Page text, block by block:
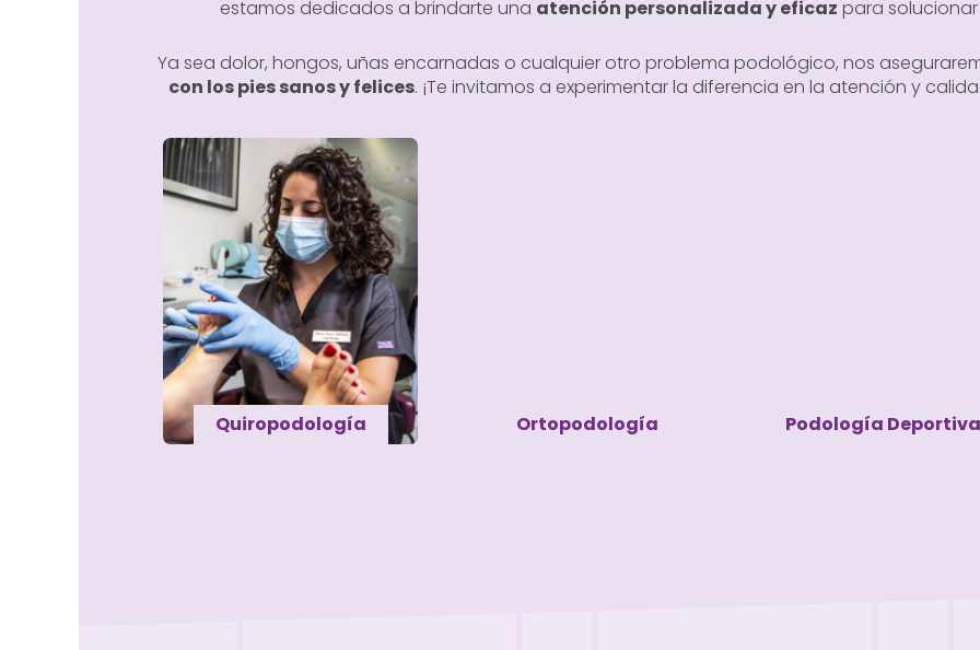
estamos dedicados a brindarte una atención personalizada y eficaz para
Ya sea dolor, hongos, uñas encarnadas o cualquier otro problema podológico, nos
con los pies sanos y felices. ¡Te invitamos a experimentar la diferencia en la atención y
Quiropodología Ortopodología Podología Deportiva